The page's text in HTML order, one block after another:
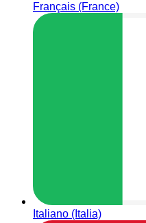
Français (France)
Italiano (Italia)